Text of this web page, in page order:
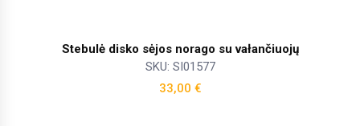
Stebulė disko sėjos norago su vałančiuojų
SKU: SI01577
33,00 €